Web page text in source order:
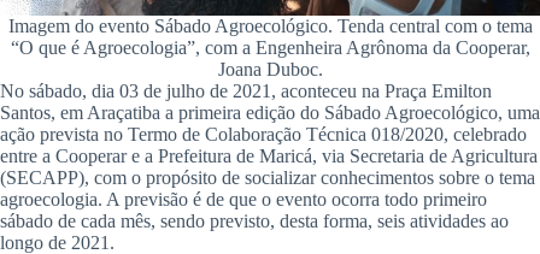
Imagem do evento Sábado Agroecológico. Tenda central com o tema
“O que é Agroecologia”, com a Engenheira Agrônoma da Cooperar,
Joana Duboc.
No sábado, dia 03 de julho de 2021, aconteceu na Praça Emilton
Santos, em Araçatiba a primeira edição do Sábado Agroecológico, uma
ação prevista no Termo de Colaboração Técnica 018/2020, celebrado
entre a Cooperar e a Prefeitura de Maricá, via Secretaria de Agricultura
(SECAPP), com o propósito de socializar conhecimentos sobre o tema
agroecologia. A previsão é de que o evento ocorra todo primeiro
sábado de cada mês, sendo previsto, desta forma, seis atividades ao
longo de 2021.